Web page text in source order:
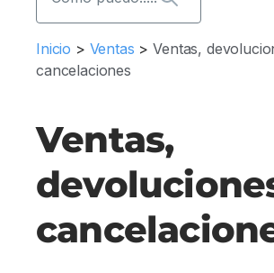
Soporte
Aprender
Bolsa de Compra
Comprar
Descargar Gratis
Inicio > Ventas >Ventas,
cancelaciones
Ventas,